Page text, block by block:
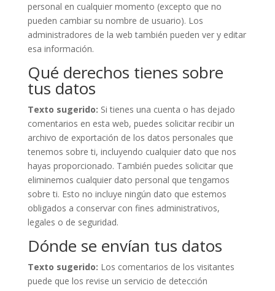
personal en cualquier momento (excepto que no
pueden cambiar su nombre de usuario). Los
administradores de la web también pueden ver y editar
esa información.
Qué derechos tienes sobre
tus datos
Texto sugerido: Si tienes una cuenta o has dejado
comentarios en esta web, puedes solicitar recibir un
archivo de exportación de los datos personales que
tenemos sobre ti, incluyendo cualquier dato que nos
hayas proporcionado. También puedes solicitar que
eliminemos cualquier dato personal que tengamos
sobre ti. Esto no incluye ningún dato que estemos
obligados a conservar con fines administrativos,
legales o de seguridad.
Dónde se envían tus datos
Texto sugerido: Los comentarios de los visitantes
puede que los revise un servicio de detección